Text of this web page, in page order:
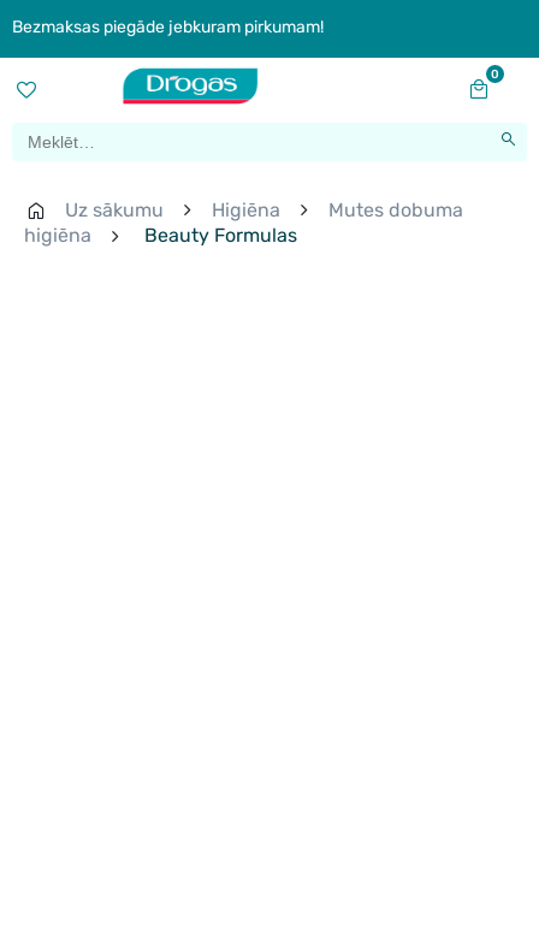
Bezmaksas piegāde jebkuram pirkumam!
0
Uz sākumu Higiēna
Mutes dobuma
higiēna
Beauty Formulas